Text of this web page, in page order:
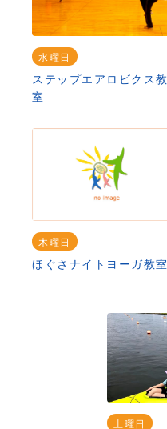
水曜日
ステップエアロビクス教
室
木曜日
ほぐさナイトヨーガ教室
土曜日